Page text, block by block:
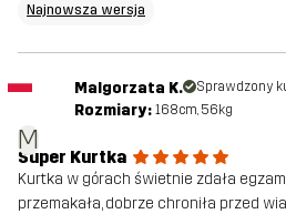
Najnowsza wersja
M
Malgorzata K. Sprawdzony
Rozmiary: 168cm, 56kg
Super Kurtka
Kurtka w górach świetnie zdała
przemakała, dobrze chroniła przed